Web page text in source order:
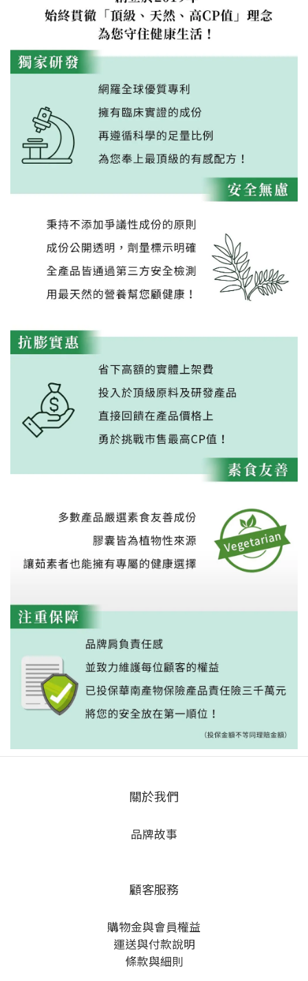
關於我們
品牌故事
顧客服務
購物金與會員權益
運送與付款說明
條款與細則